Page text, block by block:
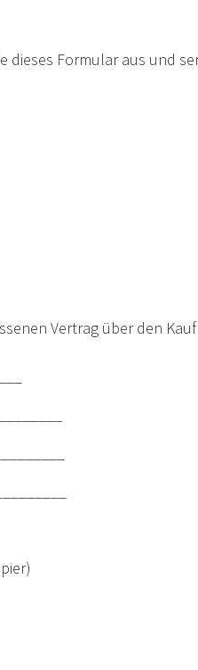
Formular aus und
Vertrag über den